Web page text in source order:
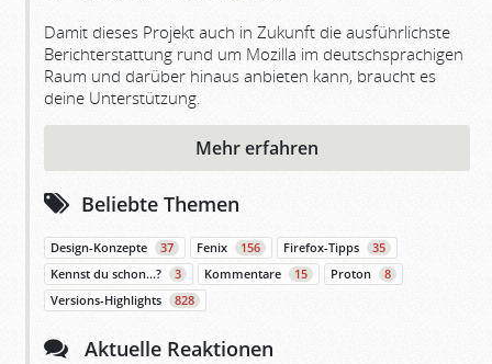
Damit dieses Projekt auch in Zukunft die ausführlichste
Berichterstattung rund um Mozilla im deutschsprachigen
Raum und darüber hinaus anbieten kann, braucht es
deine Unterstützung.
Mehr erfahren
Beliebte Themen
Design-Konzepte 37 Fenix 156 Firefox-Tipps
35
Kennst du schon…?
3 Kommentare 15 Proton
8
Versions-Highlights
828
Aktuelle Reaktionen